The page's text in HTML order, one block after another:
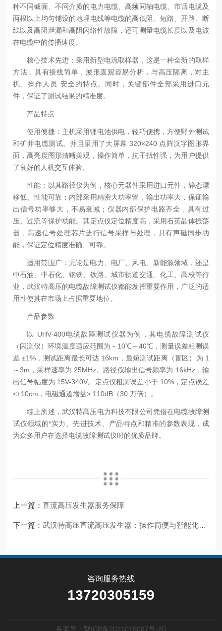
种不同截面、不同介质的电力电缆、高频同轴电缆、市话电缆及
两根以上均匀铺设的地埋电线等电缆的高低阻、短路、开路、断
线以及高阻泄漏和高阻闪络性故障，还可测量电缆长度以及电波
在电缆中的传播速度。
核心技术先进：采用新型电流取样器，这是一种全新的取样
方法，具有接线简单，波形直观容易分析，与高压隔离，对主
机、操作人员 安全的特点。同时，关键部件全部采用进口元
件，保证了测试结果的精准度。
产品特点
使用便捷：主机采用锂电池供电，轻巧便携，方便野外测试
和矿井电缆测试。并且采用了大屏幕 320×240 点阵汉字图形界
面，高亮度图形清晰美观，操作简单，抗干扰性强，为用户提供
了良好的人机交互体验。
性能：以其路径仪为例，核心元器件采用进口元件，静态漂
移低、性能可靠；内部采用精密大功率管，输出功率大，保证输
出信号功率够大，不易衰减；仪器内部保护电路齐全，具有过
压、过流等保护功能。其定点仪定位精度高，采用石英晶体振荡
器，高速信号处理芯片进行信号采样与处理，具有声磁同步功
能，保证定位精度准确、可靠。
适用范围广：无论是电力、电厂、风电、新能源领域，还是
中石油、中石化、钢铁、铁路、城市轨道交通、化工、高校等行
业，武汉特高压的电缆故障测试仪都能发挥重要作用，广泛的适
用性使其在市场上占据重要地位。
产品参数
以 UHV-400电缆故障测试仪器为例，其电缆故障测试仪
（闪测仪）环境温度适应范围为－10℃～40℃，测量误差粗测误
差 ±1%，测试距离最长可达 16km，最短测试距离（盲区）为 1
～3m，采样速率为 25MHz。路径仪输出信号频率为 16kHz，输
出信号幅度为 15V-340V。定点仪粗测误差小于 10%，定点误差
<±10cm，电磁通道增益> 110dB（30 万倍）。
综上所述，武汉特高压电力科技有限公司凭借在电缆故障测
试仪领域的*实力、先进技术、产品特点和精准的参数表现，成
为众多用户在选择电缆故障测试仪时的优质品牌。
上一篇：直流高压发生器服务保障
下一篇：武汉特高压直流高压发生器：操作简便与智能化设计
咨询服务热线
13720305159
备案号：鄂ICP备2021015087号-20